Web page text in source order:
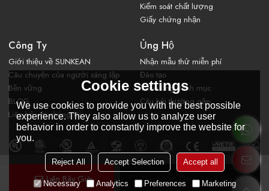
Liên Bây Giờ Thêm Vào Danh Sách Yêu Thích
Kiểm soát chất lượng
Giấy chứng nhận
Công Ty
Giới thiệu về SUNKEAN
Câu chuyện của người sáng lập
Bền vững
BLOG
Liên hệ với chúng tôi
Ủng Hộ
Nhận mẫu thử miễn phí
Đào tạo
Tải xuống danh mục
Câu hỏi thường gặp
Copyright © 2026WUXI SUN KING ENERGY TECHNOLOGY CO., LTD.
Cookie settings
We use cookies to provide you with the best possible
experience. They also allow us to analyze user
behavior in order to constantly improve the website for
you.
Reject All Accept Selection Accept all
Necessary Analytics Preferences Marketing